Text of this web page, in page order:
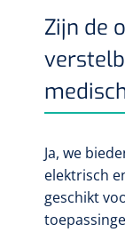
Zijn de
Ja, we
elektrisch
geschikt